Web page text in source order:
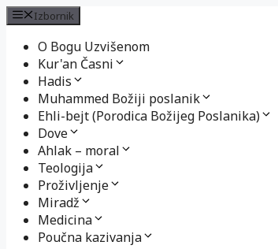
Izbornik
O Bogu Uzvišenom
Kur'an Časni
Hadis
Muhammed Božiji poslanik
Ehli-bejt (Porodica Božijeg Poslanika)
Dove
Ahlak – moral
Teologija
Proživljenje
Miradž
Medicina
Poučna kazivanja